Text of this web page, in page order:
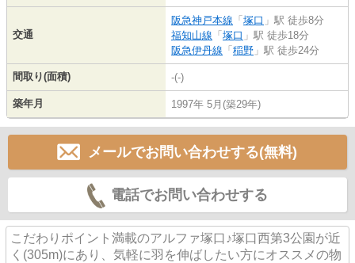
交通
阪急神戸本線 「 塚口 」駅 徒歩8分
福知山線 「 塚口 」駅 徒歩18分
阪急伊丹線 「 稲野 」駅 徒歩24分
間取り(面積) -(-)
築年月 1997年 5月(築29年)
メールでお問い合わせする(無料)
電話でお問い合わせする
こだわりポイント満載のアルファ塚口♪塚口西第3公園が近
く(305m)にあり、気軽に羽を伸ばしたい方にオススメの物